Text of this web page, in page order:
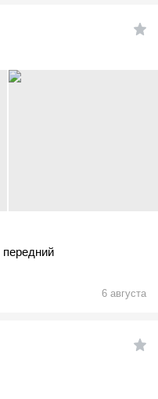
передний
6 августа